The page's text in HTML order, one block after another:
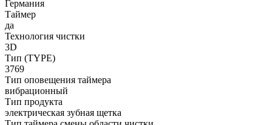
Германия
Таймер
да
Технология чистки
3D
Тип (TYPE)
3769
Тип оповещения таймера
вибрационный
Тип продукта
электрическая зубная щетка